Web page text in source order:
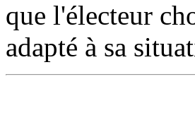
que l'électeur
adapté à sa